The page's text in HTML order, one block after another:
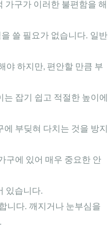
가구가 이러한 불편함을 해
쓸 필요가 없습니다. 일반
야 하지만, 편안할 만큼 부
잡기 쉽고 적절한 높이에
부딪혀 다치는 것을 방지
구에 있어 매우 중요한 안
있습니다.
니다. 깨지거나 눈부심을